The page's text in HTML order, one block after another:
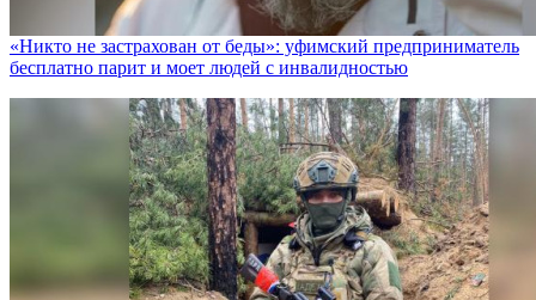
«Никто не заcтрахован от беды»: уфимский предприниматель
бесплатно парит и моет людей с инвалидностью